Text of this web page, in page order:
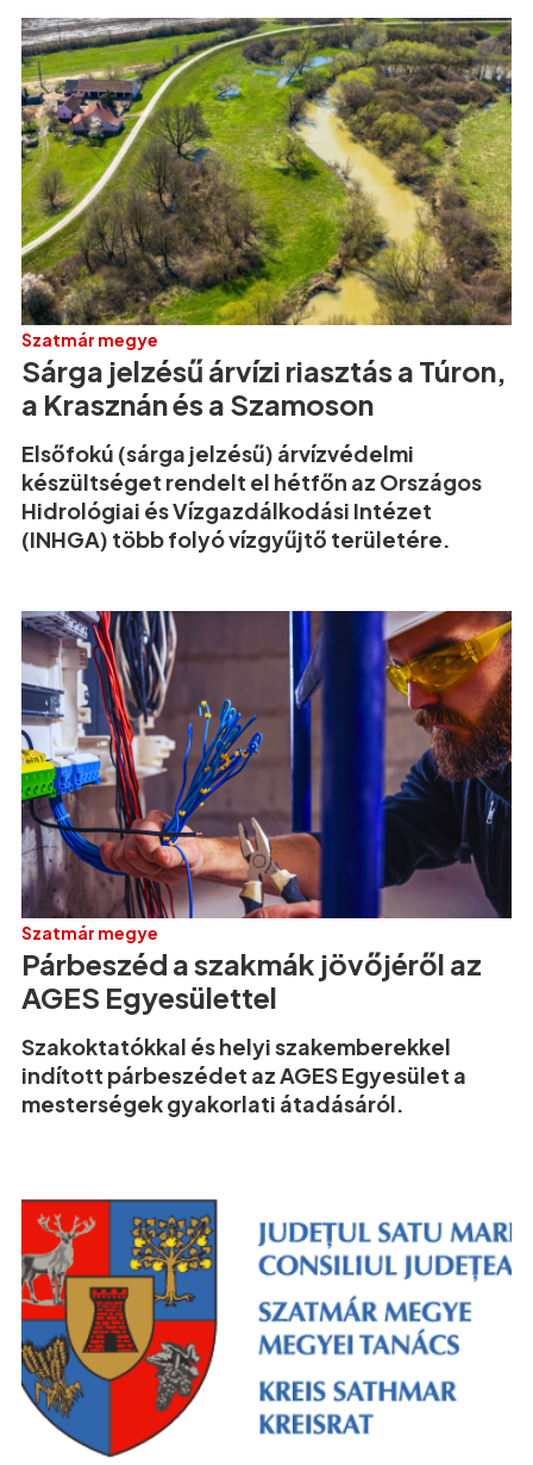
Szatmár megye
Sárga jelzésű árvízi riasztás a Túron,
a Krasznán és a Szamoson
Elsőfokú (sárga jelzésű) árvízvédelmi
készültséget rendelt el hétfőn az Országos
Hidrológiai és Vízgazdálkodási Intézet
(INHGA) több folyó vízgyűjtő területére.
Szatmár megye
Párbeszéd a szakmák jövőjéről az
AGES Egyesülettel
Szakoktatókkal és helyi szakemberekkel
indított párbeszédet az AGES Egyesület a
mesterségek gyakorlati átadásáról.